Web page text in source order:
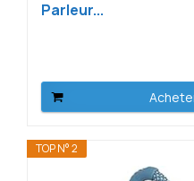
Parleur...
TOP N° 2